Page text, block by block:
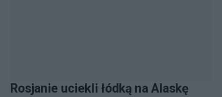
Rosjanie uciekli łódką na Alaskę